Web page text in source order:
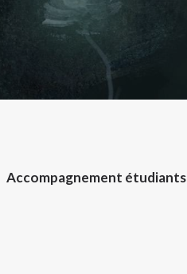
Accompagnement étudiants